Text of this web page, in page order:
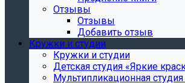
Отзывы
Отзывы
Добавить отзыв
Кружки и студии
Кружки и студии
Детская студия «Яркие
Мультипликационная студия